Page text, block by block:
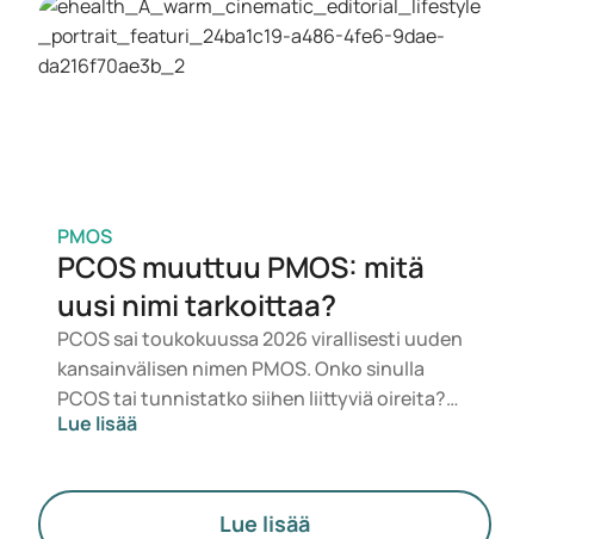
Sopivan hoidon valitsee lääkäri
terveydentilasi, BMI:si ja käyttämäsi
lääkityksen perusteella.
PMOS
PCOS muuttuu PMOS: mitä
uusi nimi tarkoittaa?
PCOS sai toukokuussa 2026 virallisesti uuden
kansainvälisen nimen PMOS. Onko sinulla
PCOS tai tunnistatko siihen liittyviä oireita?
Lääketieteellisesti mikään ei muutu heti. Uusi
aineenvaihduntaa ja munasarjojen toimintaa.
Lue lisää
Lue lisää